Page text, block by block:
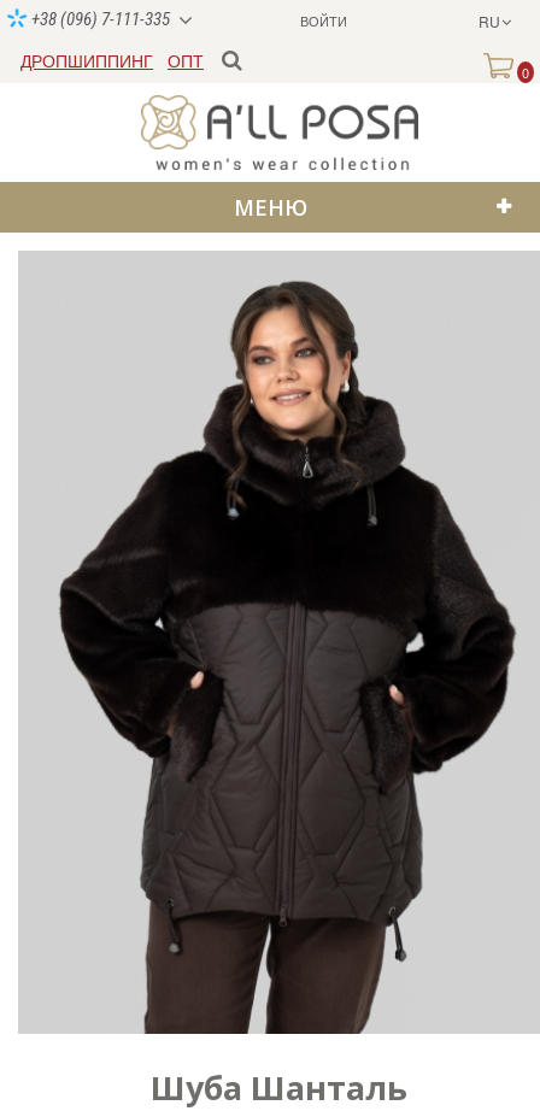
ВОЙТИ RU
+38 (096) 7-111-335
ДРОПШИППИНГ ОПТ
0
МЕНЮ
Шуба Шанталь